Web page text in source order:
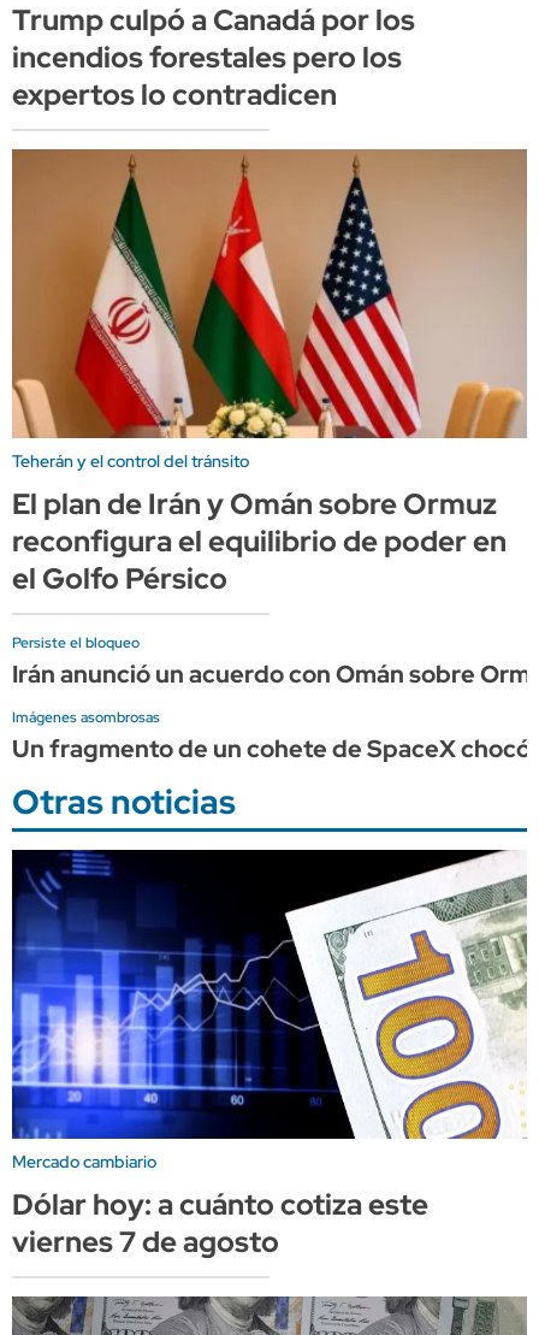
Trump culpó a Canadá por los
incendios forestales pero los
expertos lo contradicen
Teherán y el control del tránsito
El plan de Irán y Omán sobre Ormuz
reconfigura el equilibrio de poder en
el Golfo Pérsico
Persiste el bloqueo
Irán anunció un acuerdo con Omán sobre
Imágenes asombrosas
Un fragmento de un cohete de SpaceX
Otras noticias
Mercado cambiario
Dólar hoy: a cuánto cotiza este
viernes 7 de agosto